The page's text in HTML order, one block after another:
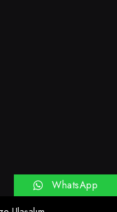
WhatsApp